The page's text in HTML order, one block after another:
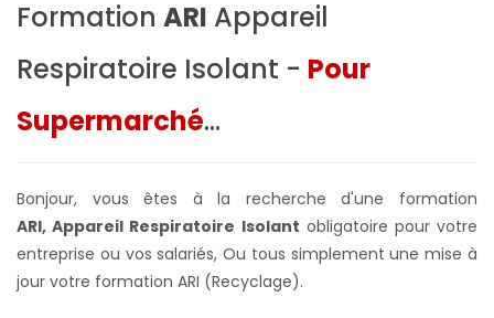
Formation ARI Appareil
Respiratoire Isolant - Pour
Supermarché...
Bonjour, vous êtes à la recherche d'une formation
ARI, Appareil Respiratoire Isolant obligatoire pour votre
entreprise ou vos salariés,Ou tous simplement une mise à
jour votre formation ARI (Recyclage).